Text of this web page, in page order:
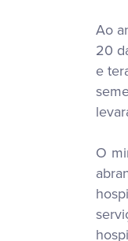
Ao
20
e
O